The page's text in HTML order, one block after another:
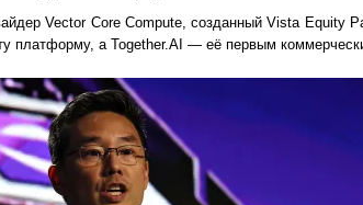
Vector Core Compute, созданный Vista Equity
платформу, а Together.AI — её первым